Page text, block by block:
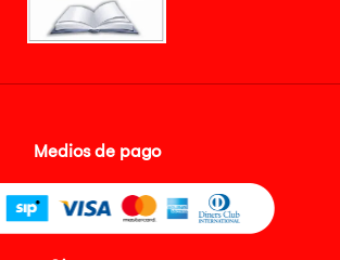
Medios de pago